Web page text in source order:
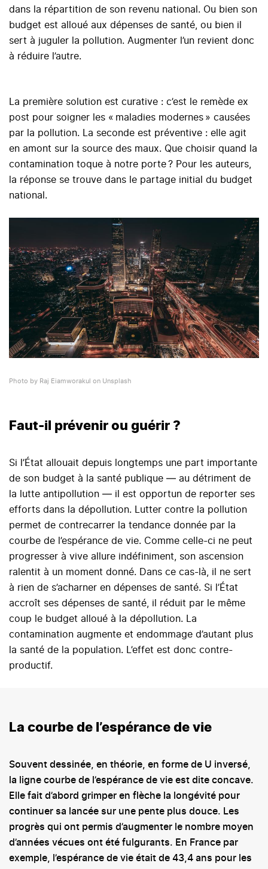
dans la répartition de son revenu national. Ou bien son
budget est alloué aux dépenses de santé, ou bien il
sert à juguler la pollution. Augmenter l’un revient donc
à réduire l’autre.
La première solution est curative : c’est le remède ex
post pour soigner les « maladies modernes » causées
par la pollution. La seconde est préventive : elle agit
en amont sur la source des maux. Que choisir quand la
contamination toque à notre porte ? Pour les auteurs,
la réponse se trouve dans le partage initial du budget
national.
Photo by Raj Eiamworakul on Unsplash
Faut-il prévenir ou guérir ?
Si l’État allouait depuis longtemps une part importante
de son budget à la santé publique — au détriment de
la lutte antipollution — il est opportun de reporter ses
efforts dans la dépollution. Lutter contre la pollution
permet de contrecarrer la tendance donnée par la
courbe de l’espérance de vie. Comme celle-ci ne peut
progresser à vive allure indéfiniment, son ascension
ralentit à un moment donné. Dans ce cas-là, il ne sert
à rien de s’acharner en dépenses de santé. Si l’État
accroît ses dépenses de santé, il réduit par le même
coup le budget alloué à la dépollution. La
contamination augmente et endommage d’autant plus
la santé de la population. L’effet est donc contre-
productif.
La courbe de l’espérance de vie
Souvent dessinée, en théorie, en forme de U inversé,
la ligne courbe de l’espérance de vie est dite concave.
Elle fait d’abord grimper en flèche la longévité pour
continuer sa lancée sur une pente plus douce. Les
progrès qui ont permis d’augmenter le nombre moyen
d’années vécues ont été fulgurants. En France par
exemple, l’espérance de vie était de 43,4 ans pour les